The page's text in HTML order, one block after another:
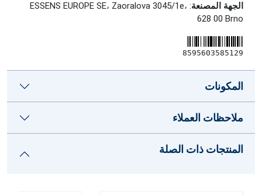
الجهة المصنعة : ESSENS EUROPE SE، Zaoralova 3045/1e،
628 00 Brno
8595603585129
المكونات
ملاحظات العملاء
المنتجات ذات الصلة